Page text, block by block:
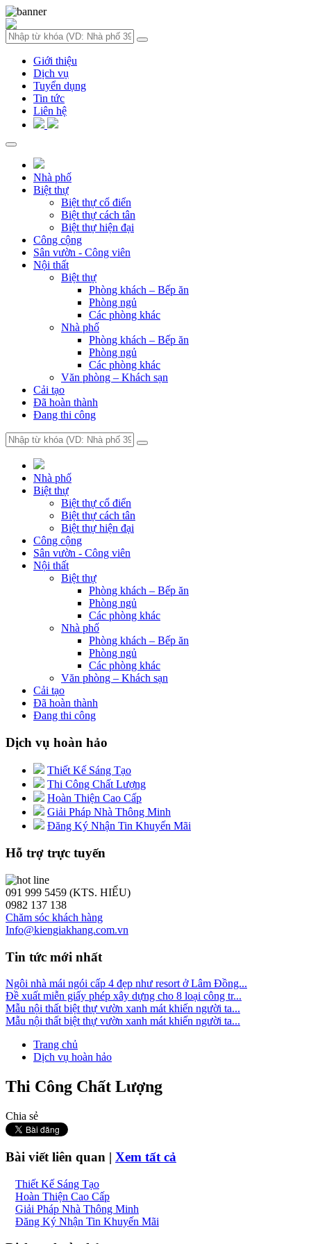
Giới thiệu
Dịch vụ
Tuyển dụng
Tin tức
Liên hệ
Nhà phố
Biệt thự
Biệt thự cổ điển
Biệt thự cách tân
Biệt thự hiện đại
Công cộng
Sân vườn - Công viên
Nội thất
Biệt thự
Phòng khách – Bếp ăn
Phòng ngủ
Các phòng khác
Nhà phố
Phòng khách – Bếp ăn
Phòng ngủ
Các phòng khác
Văn phòng – Khách sạn
Cải tạo
Đã hoàn thành
Đang thi công
Nhà phố
Biệt thự
Biệt thự cổ điển
Biệt thự cách tân
Biệt thự hiện đại
Công cộng
Sân vườn - Công viên
Nội thất
Biệt thự
Phòng khách – Bếp ăn
Phòng ngủ
Các phòng khác
Nhà phố
Phòng khách – Bếp ăn
Phòng ngủ
Các phòng khác
Văn phòng – Khách sạn
Cải tạo
Đã hoàn thành
Đang thi công
Dịch vụ hoàn hảo
Thiết Kế Sáng Tạo
Thi Công Chất Lượng
Hoàn Thiện Cao Cấp
Giải Pháp Nhà Thông Minh
Đăng Ký Nhận Tin Khuyến Mãi
Hỗ trợ trực tuyến
091 999 5459 (KTS. HIẾU)
0982 137 138
Chăm sóc khách hàng
Info@kiengiakhang.com.vn
Tin tức mới nhất
Ngôi nhà mái ngói cấp 4 đẹp như resort ở Lâm Đồng...
Đề xuất miễn giấy phép xây dựng cho 8 loại công tr...
Mẫu nội thất biệt thự vườn xanh mát khiến người ta...
Mẫu nội thất biệt thự vườn xanh mát khiến người ta...
Trang chủ
Dịch vụ hoàn hảo
Thi Công Chất Lượng
Chia sẻ
Bài viết liên quan | Xem tất cả
Thiết Kế Sáng Tạo
Hoàn Thiện Cao Cấp
Giải Pháp Nhà Thông Minh
Đăng Ký Nhận Tin Khuyến Mãi